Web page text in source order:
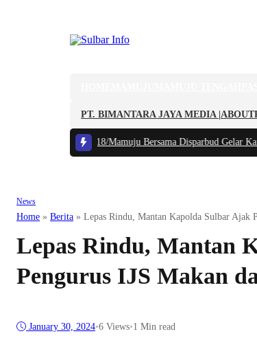
PT. BIMANTARA JAYA MEDIA | ABOUT
Lokal, Kodim 1418/Mamuju Bersama Disparbud Gelar
News
Home » Berita » Lepas Rindu, Mantan Kapolda Sulbar Ajak
Lepas Rindu, Mantan
Pengurus IJS Makan
January 30, 2024•6 Views•1 Min read